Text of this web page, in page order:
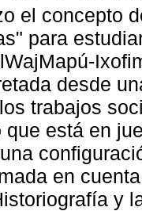
el concepto
para
desde
trabajos
que está en
en
y